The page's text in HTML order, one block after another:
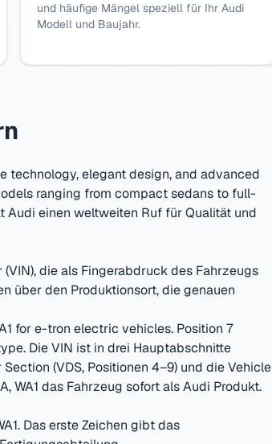
und häufige Mängel speziell für Ihr Audi
Modell und Baujahr.
technology, elegant design, and advanced
ranging from compact sedans to full-
Audi einen weltweiten Ruf für Qualität und
die als Fingerabdruck des Fahrzeugs
über den Produktionsort, die genauen
for e-tron electric vehicles. Position 7
Die VIN ist in drei Hauptabschnitte
(VDS, Positionen 4–9) und die Vehicle
WA1 das Fahrzeug sofort alsAudi Produkt.
. Das erste Zeichen gibt das